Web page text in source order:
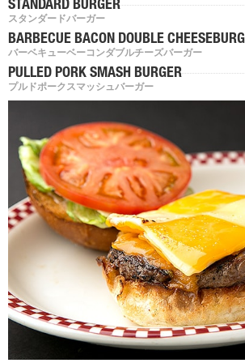
STANDARD BURGER
スタンダードバーガー
BARBECUE BACON DOUBLE
バーベキューベーコンダブルチーズバーガー
PULLED PORK SMASH BURGER
プルドポークスマッシュバーガー